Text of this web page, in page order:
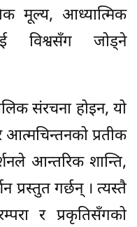
मूल्य, आध्यात्मिक
विश्वसँग जोड्ने
संरचना होइन, यो
आत्मचिन्तनको प्रतीक
आन्तरिक शान्ति,
प्रस्तुत गर्छन् । त्यस्तै
र प्रकृतिसँगको